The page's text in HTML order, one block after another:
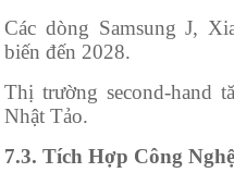
Các dòng Samsung J,
biến đến 2028.
Thị trường second-hand
Nhật Tảo.
7.3. Tích Hợp Công Nghệ